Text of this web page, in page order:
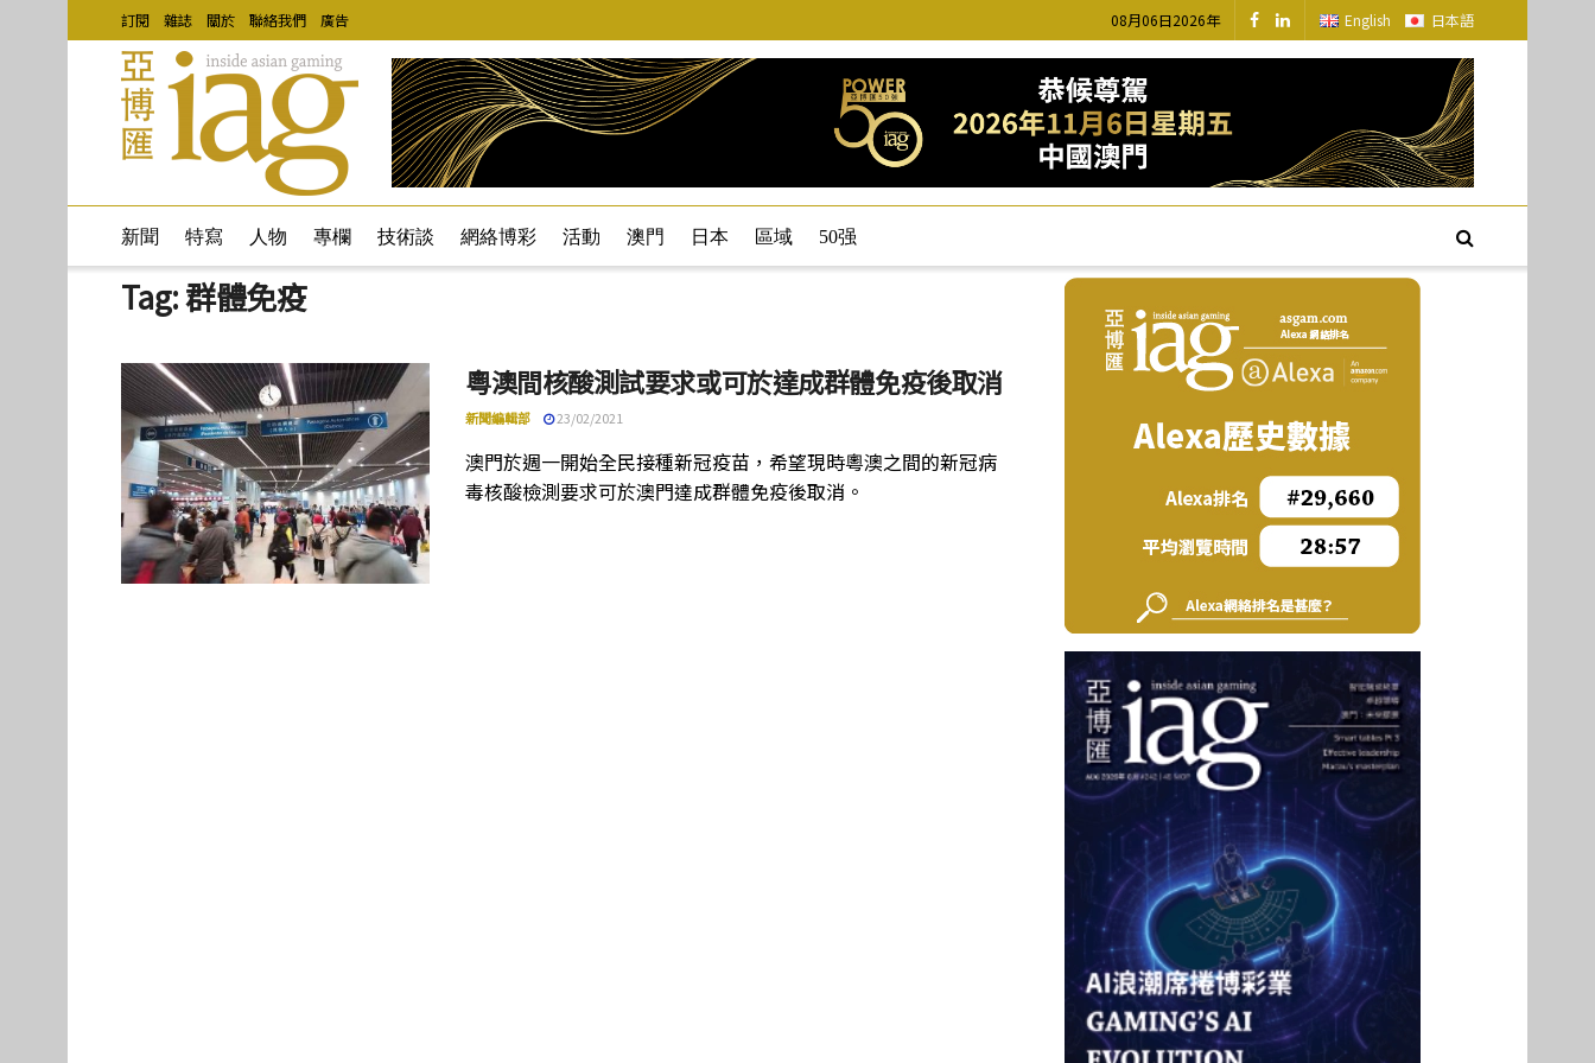
訂閱 雜誌 關於 聯絡我們 廣告 08月06日2026年 English 日本語
新聞 特寫 人物 專欄 技術談 網絡博彩 活動 澳門 日本 區域 50强
Tag:群體免疫
粵澳間核酸測試要求或可於達成群體免疫後取消
新聞編輯部 23/02/2021
澳門於週一開始全民接種新冠疫苗，希望現時粵澳之間的新冠病
毒核酸檢測要求可於澳門達成群體免疫後取消。